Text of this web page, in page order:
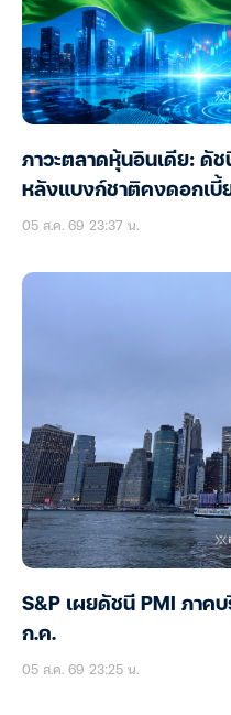
ภาวะตลาดหุ้นอินเดีย: ดั
หลังแบงก์ชาติคงดอกเบี้
05 ส.ค. 69 23:37 น.
S&P เผยดัชนี PMI ภาค
ก.ค.
05 ส.ค. 69 23:25 น.